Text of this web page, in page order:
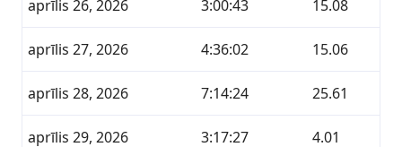
aprīlis 26, 2026 3:00:43 15.08
aprīlis 27, 2026 4:36:02 15.06
aprīlis 28, 2026 7:14:24 25.61
aprīlis 29, 2026 3:17:27 4.01